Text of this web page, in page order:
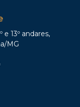
e 13º andares,
MG